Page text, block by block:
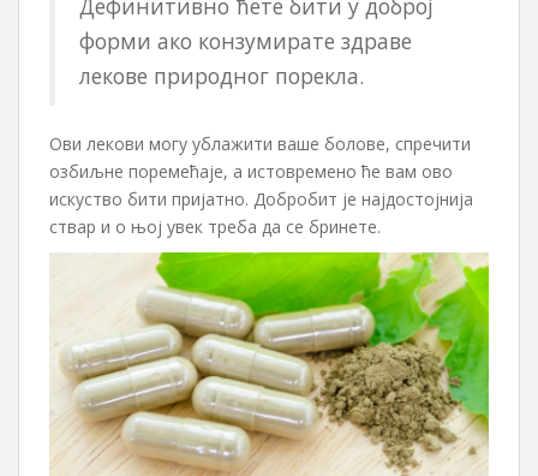
Дефинитивно ћете бити у доброј
форми ако конзумирате здраве
лекове природног порекла.
Ови лекови могу ублажити ваше болове, спречити
озбиљне поремећаје, а истовремено ће вам ово
искуство бити пријатно. Добробит је најдостојнија
ствар и о њој увек треба да се бринете.